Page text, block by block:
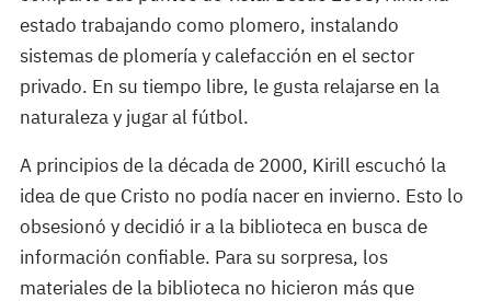
estado trabajando como plomero, instalando
sistemas de plomería y calefacción en el sector
privado. En su tiempo libre, le gusta relajarse en la
naturaleza y jugar al fútbol.
A principios de la década de 2000, Kirill escuchó la
idea de que Cristo no podía nacer en invierno. Esto lo
obsesionó y decidió ir a la biblioteca en busca de
información confiable. Para su sorpresa, los
materiales de la biblioteca no hicieron más que